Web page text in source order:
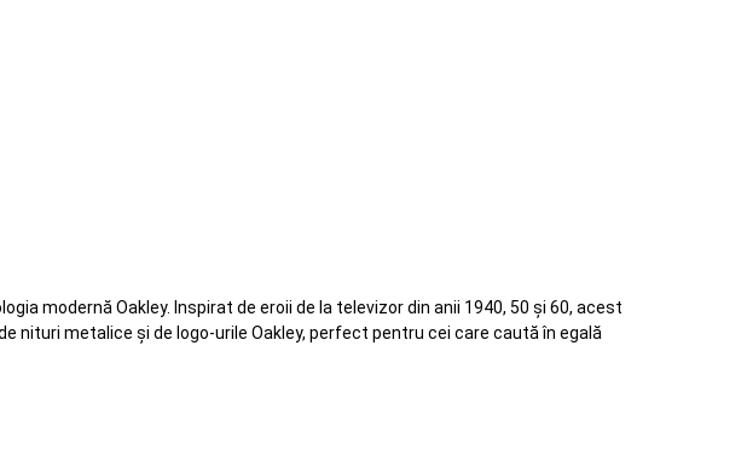
modernă Oakley. Inspirat de eroii de la televizor din anii 1940, 50 și 60, acest
nituri metalice și de logo-urile Oakley, perfect pentru cei care caută în egală